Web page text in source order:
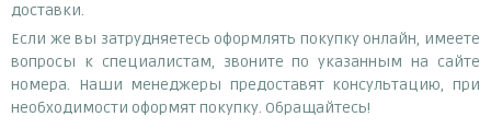
доставки.
Если же вы затрудняетесь оформлять покупку онлайн, имеете
вопросы к специалистам, звоните по указанным на сайте
номера. Наши менеджеры предоставят консультацию, при
необходимости оформят покупку. Обращайтесь!